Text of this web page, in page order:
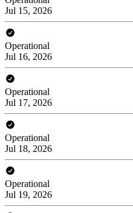
Jul 15, 2026
Operational
Jul 16, 2026
Operational
Jul 17, 2026
Operational
Jul 18, 2026
Operational
Jul 19, 2026